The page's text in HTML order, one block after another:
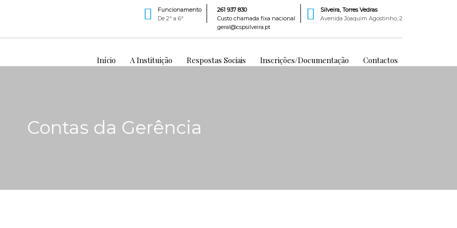
Silveira, Torres Vedras
Avenida Joaquim Agostinho, 2
261 937 830
Custo chamada fixa nacional
geral@cspsilveira.pt
Funcionamento
De 2ª a 6ª
Início A Instituição Respostas Sociais Inscrições/Documentação Contactos
Contas da Gerência